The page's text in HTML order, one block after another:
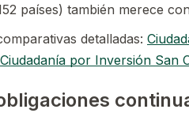
países) también merece
detalladas:
Ciudadanía por Inversión San